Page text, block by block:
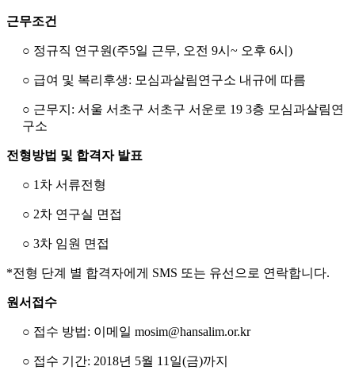
근무조건
○ 정규직 연구원(주5일 근무, 오전 9시~ 오후 6시)
○ 급여 및 복리후생: 모심과살림연구소 내규에 따름
○ 근무지: 서울 서초구 서초구 서운로 19 3층 모심과살림연
구소
전형방법 및 합격자 발표
○ 1차 서류전형
○ 2차 연구실 면접
○ 3차 임원 면접
*전형 단계 별 합격자에게 SMS 또는 유선으로 연락합니다.
원서접수
○ 접수 방법: 이메일 mosim@hansalim.or.kr
○ 접수 기간: 2018년 5월 11일(금)까지